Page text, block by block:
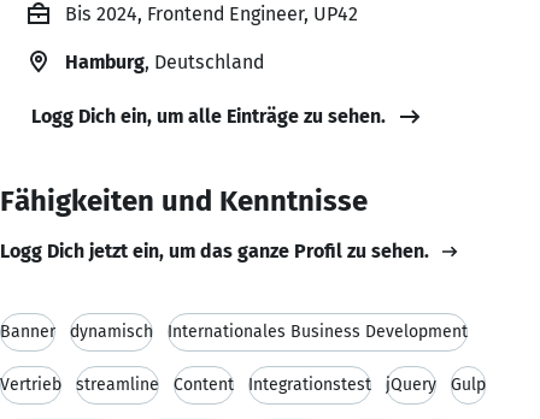
Bis 2024, Frontend Engineer, UP42
Hamburg, Deutschland
Logg Dich ein, um alle Einträge zu sehen.
Fähigkeiten und Kenntnisse
Logg Dich jetzt ein, um das ganze Profil zu sehen.
Banner dynamisch Internationales Business Development
Vertrieb streamline Content Integrationstest jQuery Gulp